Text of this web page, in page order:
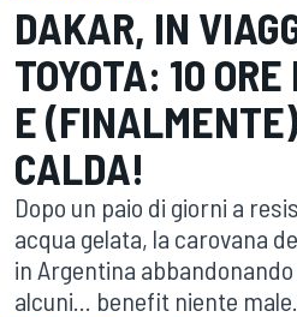
DAKAR, IN
TOYOTA: 10
E
CALDA!
Dopo un paio di giorni a
acqua gelata, la carovana
in Argentina
alcuni... benefit niente male.